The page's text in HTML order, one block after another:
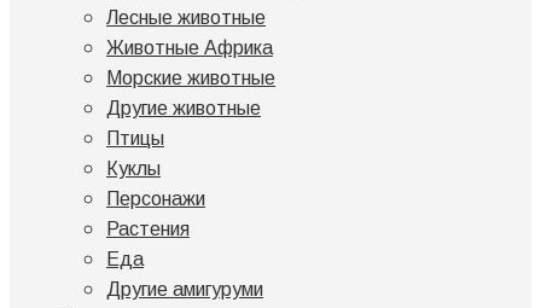
Лесные животные
Животные Африка
Морские животные
Другие животные
Птицы
Куклы
Персонажи
Растения
Еда
Другие амигуруми